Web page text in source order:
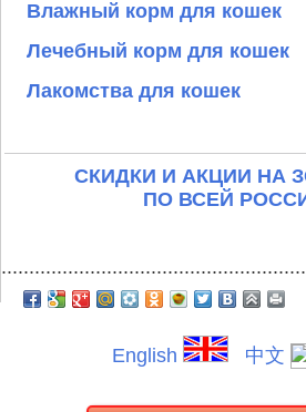
Влажный корм для кошек
Лечебный корм для кошек
Лакомства для кошек
СКИДКИ И АКЦИИ НА
ПО ВСЕЙ
English 中文